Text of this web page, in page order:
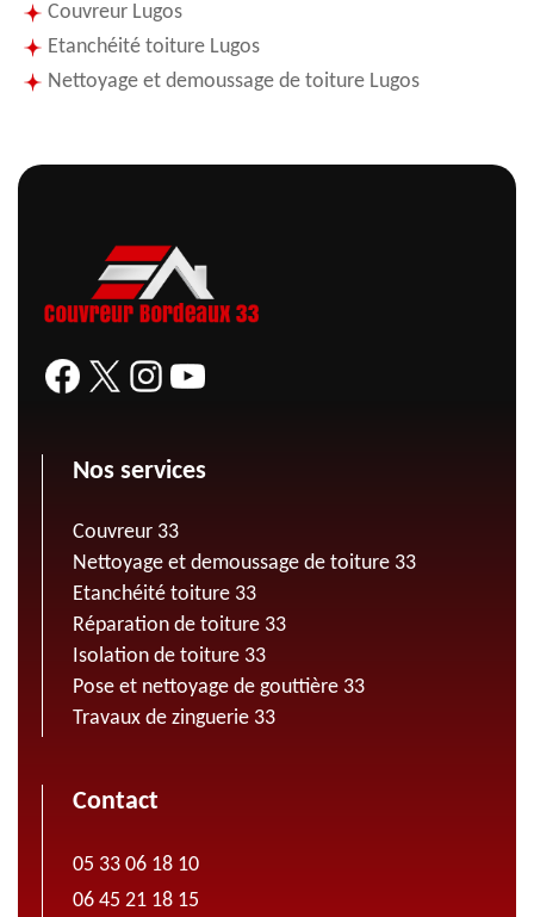
Couvreur Lugos
Etanchéité toiture Lugos
Nettoyage et demoussage de toiture Lugos
Nos services
Couvreur 33
Nettoyage et demoussage de toiture 33
Etanchéité toiture 33
Réparation de toiture 33
Isolation de toiture 33
Pose et nettoyage de gouttière 33
Travaux de zinguerie 33
Contact
05 33 06 18 10
06 45 21 18 15